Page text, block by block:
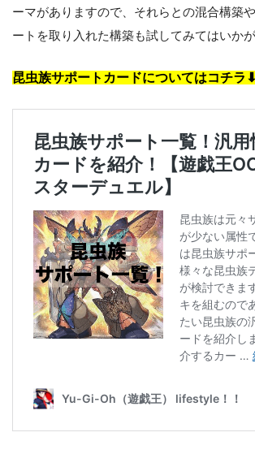
ーマがありますので、それらとの混合構築
ートを取り入れた構築も試してみてはいかが
昆虫族サポートカードについてはコチラ ⬇︎